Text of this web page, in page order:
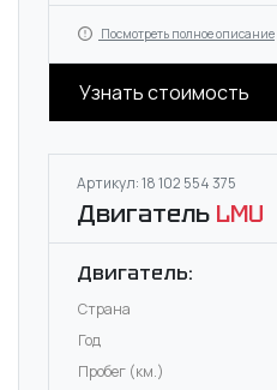
Посмотреть полное описание
Узнать стоимость
Артикул: 18 102 554 375
Двигатель LMU
Двигатель:
Страна
Год
Пробег (км.)